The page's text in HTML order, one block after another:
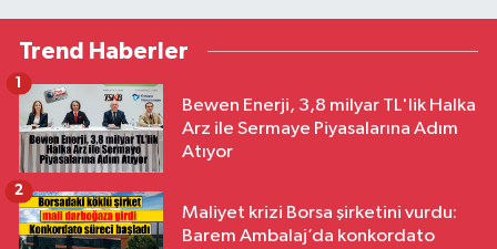
Trend Haberler
Bewen Enerji, 3,8 milyar TL'lik Halka
Arz ile Sermaye Piyasalarına Adım
Atıyor
1
Maliyet krizi Borsa şirketini vurdu:
Barem Ambalaj’da konkordato
2